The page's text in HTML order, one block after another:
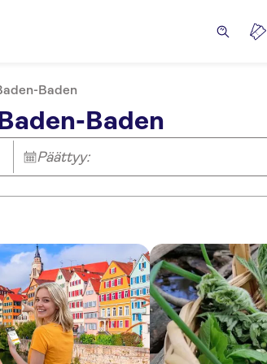
Baden
Baden
Päättyy: